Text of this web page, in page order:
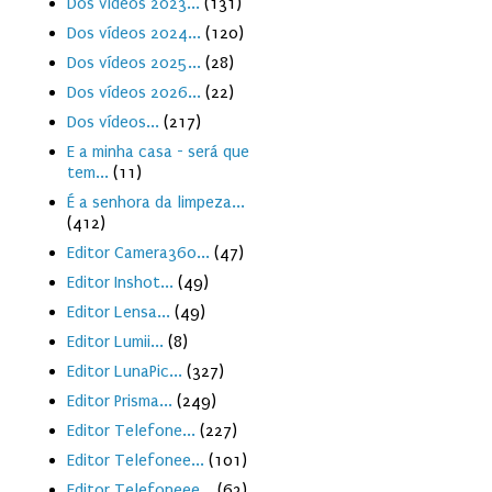
Dos vídeos 2024... (120)
Dos vídeos 2025... (28)
Dos vídeos 2026... (22)
Dos vídeos... (217)
E a minha casa - será que
tem... (11)
É a senhora da limpeza...
(412)
Editor Camera360... (47)
Editor Inshot... (49)
Editor Lensa... (49)
Editor Lumii... (8)
Editor LunaPic... (327)
Editor Prisma... (249)
Editor Telefone... (227)
Editor Telefonee... (101)